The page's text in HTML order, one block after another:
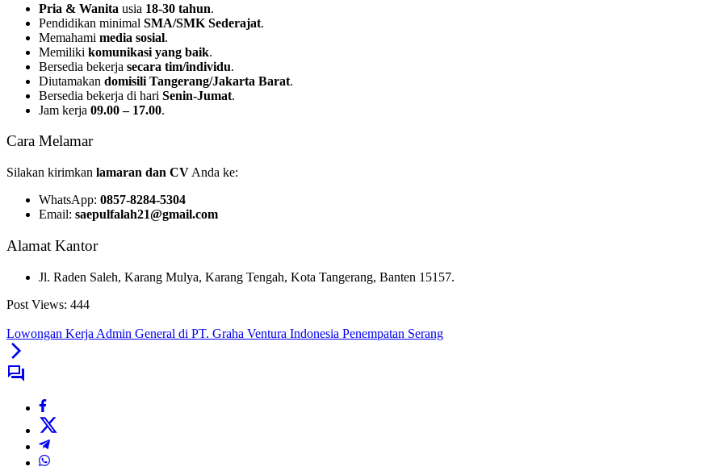
Pria & Wanita usia 18-30 tahun.
Pendidikan minimal SMA/SMK Sederajat.
Memahami media sosial.
Memiliki komunikasi yang baik.
Bersedia bekerja secara tim/individu.
Diutamakan domisili Tangerang/Jakarta Barat.
Bersedia bekerja di hari Senin-Jumat.
Jam kerja 09.00 – 17.00.
Cara Melamar
Silakan kirimkan lamaran dan CV Anda ke:
WhatsApp: 0857-8284-5304
Email: saepulfalah21@gmail.com
Alamat Kantor
Jl. Raden Saleh, Karang Mulya, Karang Tengah, Kota Tangerang, Banten 15157.
Post Views: 444
Lowongan Kerja Admin General di PT. Graha Ventura Indonesia Penempatan Serang